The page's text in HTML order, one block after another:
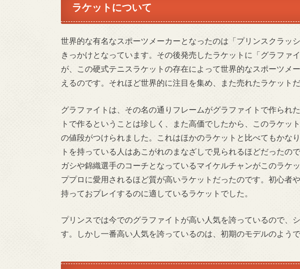
ラケットについて
世界的な有名なスポーツメーカーとなったのは「プリンスクラッ
きっかけとなっています。その後発売したラケットに「グラファ
が、この硬式テニスラケットの存在によって世界的なスポーツメ
えるのです。それほど世界的に注目を集め、また売れたラケットだ
グラファイトは、その名の通りフレームがグラファイトで作られ
トで作るということは珍しく、また高価でしたから、このラケッ
の値段がつけられました。これはほかのラケットと比べてもかな
トを持っている人はあこがれのまなざしで見られるほどだったの
ガシや錦織選手のコーチとなっているマイケルチャンがこのラケ
ププロに愛用されるほど質が高いラケットだったのです。初心者
持っておプレイするのに適しているラケットでした。
プリンスでは今でのグラファイトが高い人気を誇っているので、
す。しかし一番高い人気を誇っているのは、初期のモデルのようで